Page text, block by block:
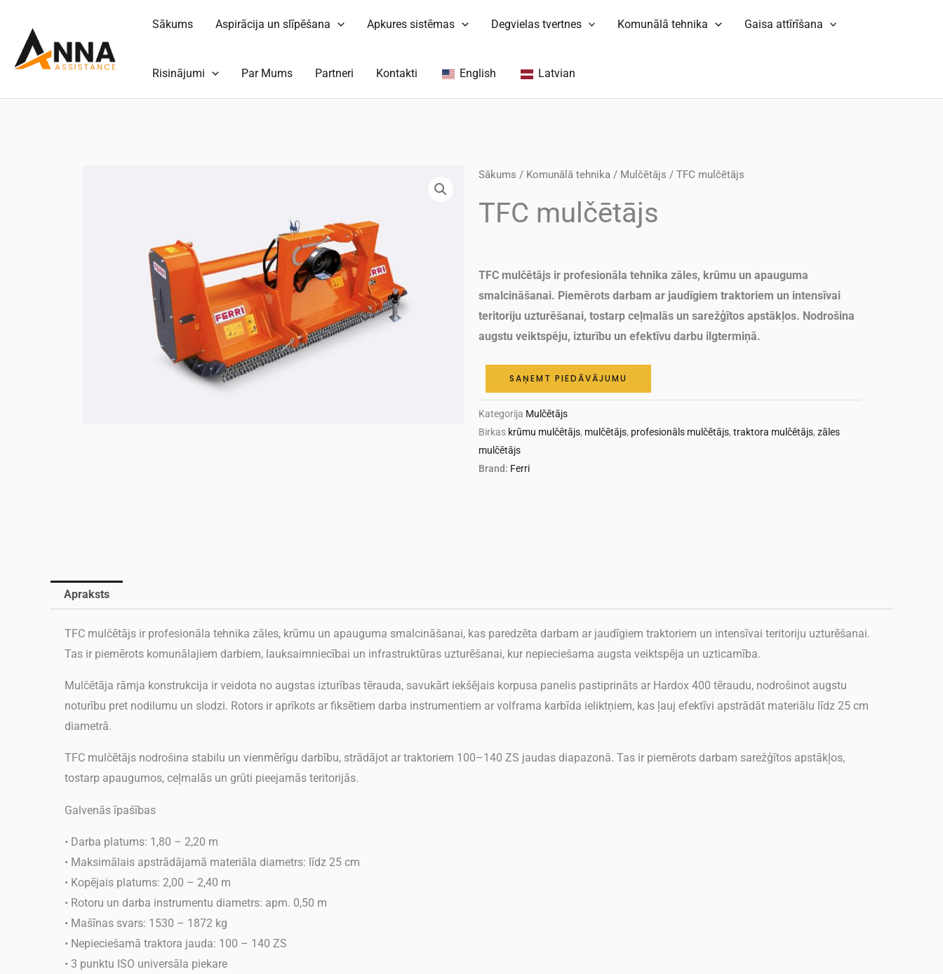
saturu
Sākums Aspirācija un slīpēšana Apkures sistēmas Degvielas tvertnes Komunālā tehnika Gaisa attīrīšana
Risinājumi Par Mums Partneri Kontakti English Latvian
Sākums / Komunālā tehnika / Mulčētājs / TFC mulčētājs
TFC mulčētājs
TFC mulčētājs ir profesionāla tehnika zāles, krūmu un apauguma
smalcināšanai. Piemērots darbam ar jaudīgiem traktoriem un intensīvai
teritoriju uzturēšanai, tostarp ceļmalās un sarežģītos apstākļos. Nodrošina
augstu veiktspēju, izturību un efektīvu darbu ilgtermiņā.
SAŅEMT PIEDĀVĀJUMU
Kategorija Mulčētājs
Birkas krūmu mulčētājs, mulčētājs, profesionāls mulčētājs, traktora mulčētājs, zāles
mulčētājs
Brand: Ferri
Apraksts
TFC mulčētājs ir profesionāla tehnika zāles, krūmu un apauguma smalcināšanai, kas paredzēta darbam ar jaudīgiem traktoriem un intensīvai teritoriju uzturēšanai.
Tas ir piemērots komunālajiem darbiem, lauksaimniecībai un infrastruktūras uzturēšanai, kur nepieciešama augsta veiktspēja un uzticamība.
Mulčētāja rāmja konstrukcija ir veidota no augstas izturības tērauda, savukārt iekšējais korpusa panelis pastiprināts ar Hardox 400 tēraudu, nodrošinot augstu
noturību pret nodilumu un slodzi. Rotors ir aprīkots ar fiksētiem darba instrumentiem ar volframa karbīda ieliktņiem, kas ļauj efektīvi apstrādāt materiālu līdz 25 cm
diametrā.
TFC mulčētājs nodrošina stabilu un vienmērīgu darbību, strādājot ar traktoriem 100–140 ZS jaudas diapazonā. Tas ir piemērots darbam sarežģītos apstākļos,
tostarp apaugumos, ceļmalās un grūti pieejamās teritorijās.
Galvenās īpašības
• Darba platums: 1,80 – 2,20 m
• Maksimālais apstrādājamā materiāla diametrs: līdz 25 cm
• Kopējais platums: 2,00 – 2,40 m
• Rotoru un darba instrumentu diametrs: apm. 0,50 m
• Mašīnas svars: 1530 – 1872 kg
• Nepieciešamā traktora jauda: 100 – 140 ZS
• 3 punktu ISO universāla piekare